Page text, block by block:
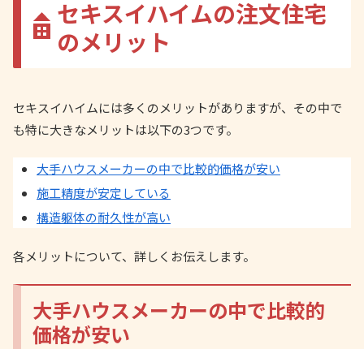
セキスイハイムの注文住宅
のメリット
セキスイハイムには多くのメリットがありますが、その中で
も特に大きなメリットは以下の3つです。
大手ハウスメーカーの中で比較的価格が安い
施工精度が安定している
構造躯体の耐久性が高い
各メリットについて、詳しくお伝えします。
大手ハウスメーカーの中で比較的
価格が安い